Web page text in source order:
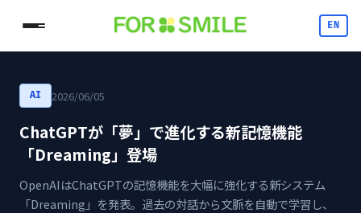
EN
AI 2026/06/05
ChatGPTが「夢」で進化する新記憶機能
「Dreaming」登場
OpenAIはChatGPTの記憶機能を大幅に強化する新システム
「Dreaming」を発表。過去の対話から文脈を自動で学習し、